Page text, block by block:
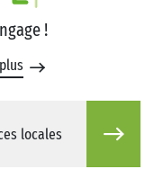
!
locales